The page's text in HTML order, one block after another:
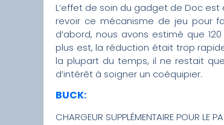
L’effet de soin du gadget de Doc
revoir ce mécanisme de jeu pour
d’abord, nous avons estimé que
plus est, la réduction était trop
la plupart du temps, il ne restait
d’intérêt à soigner un coéquipier.
BUCK:
CHARGEUR SUPPLÉMENTAIRE POUR LE